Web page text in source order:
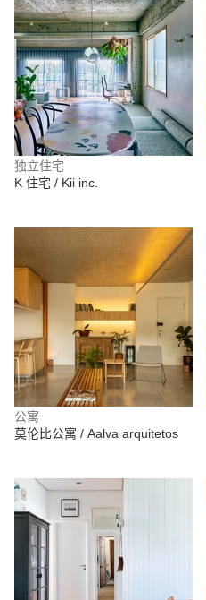
独立住宅
K 住宅 / Kii inc.
公寓
莫伦比公寓 / Aalva arquitetos